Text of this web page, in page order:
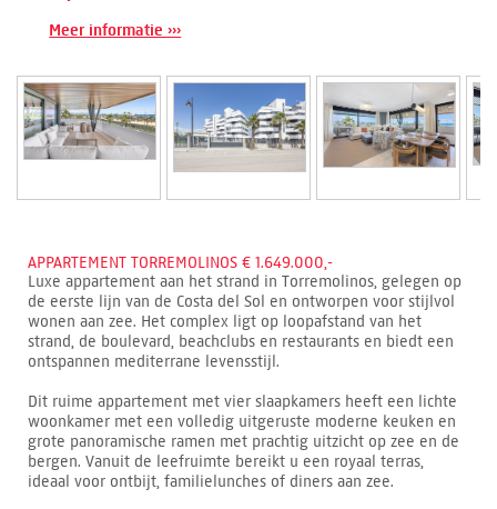
Meer informatie ›››
APPARTEMENT TORREMOLINOS € 1.649.000,-
Luxe appartement aan het strand in Torremolinos, gelegen op
de eerste lijn van de Costa del Sol en ontworpen voor stijlvol
wonen aan zee. Het complex ligt op loopafstand van het
strand, de boulevard, beachclubs en restaurants en biedt een
ontspannen mediterrane levensstijl.
Dit ruime appartement met vier slaapkamers heeft een lichte
woonkamer met een volledig uitgeruste moderne keuken en
grote panoramische ramen met prachtig uitzicht op zee en de
bergen. Vanuit de leefruimte bereikt u een royaal terras,
ideaal voor ontbijt, familielunches of diners aan zee.